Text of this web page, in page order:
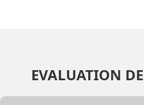
EVALUATION